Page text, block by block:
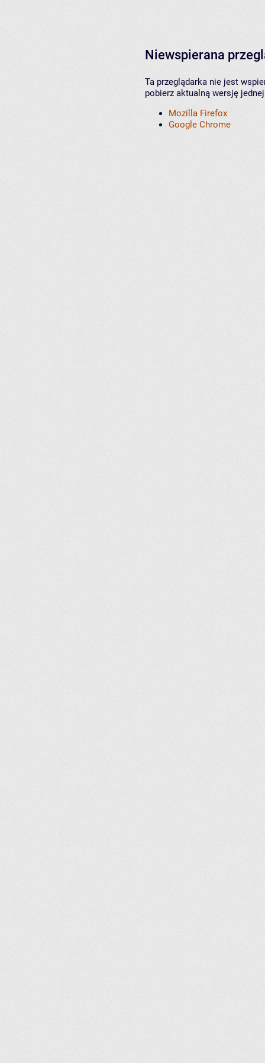
Niewspierana
Ta przeglądarka nie jest
pobierz aktualną wersję
Mozilla Firefox
Google Chrome